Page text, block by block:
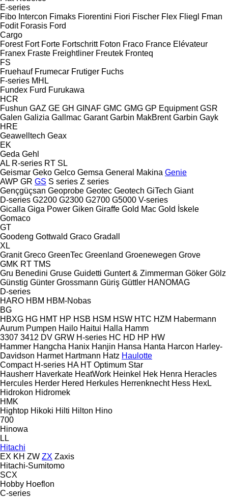
E-series
Fibo Intercon Fimaks Fiorentini Fiori Fischer Flex Fliegl
Fman
Fodit Forasis Ford
Cargo
Forest Fort Forte Fortschritt Foton Fraco France Elévateur
Franex Fraste Freightliner Freutek Fronteq
FS
Fruehauf Frumecar Frutiger Fuchs
F-series MHL
Fundex Furd Furukawa
HCR
Fushun GAZ GE GH GINAF GMC GMG GP Equipment GSR
Galen Galizia Gallmac Garant Garbin MakBrent Garbin Gayk
HRE
Geawelltech Geax
EK
Geda Gehl
AL R-series RT SL
Geismar Geko Gelco Gemsa General Makina Genie
AWP GR GS S series Z series
Gençgüçsan Geoprobe Geotec Geotech GiTech Giant
D-series G2200 G2300 G2700 G5000 V-series
Gicalla Giga Power Giken Giraffe Gold Mac Gold İskele
Gomaco
GT
Goodeng Gottwald Graco Gradall
XL
Granit Greco GreenTec Greenland Groenewegen Grove
GMK RT TMS
Gru Benedini Gruse Guidetti Guntert & Zimmerman Göker Gölz
Günstig Günter Grossmann Güriş Güttler HANOMAG
D-series
HARO HBM HBM-Nobas
BG
HBXG HG HMT HP HSB HSM HSW HTC HZM Habermann
Aurum Pumpen Hailo Haitui Halla Hamm
3307 3412 DV GRW H-series HC HD HP HW
Hammer Hangcha Hanix Hanjin Hansa Hanta Harcon Harley-
Davidson Harmet Hartmann Hatz Haulotte
Compact H-series HA HT Optimum Star
Hausherr Haverkate HeatWork Heinkel Hek Henra Heracles
Hercules Herder Hered Herkules Herrenknecht Hess HexL
Hidrokon Hidromek
HMK
Hightop Hikoki Hilti Hilton Hino
700
Hinowa
LL
Hitachi
EX KH ZW ZX Zaxis
Hitachi-Sumitomo
SCX
Hobby Hoeflon
C-series